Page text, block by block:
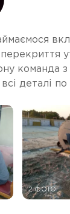
команда
деталі по
2 ФОТО